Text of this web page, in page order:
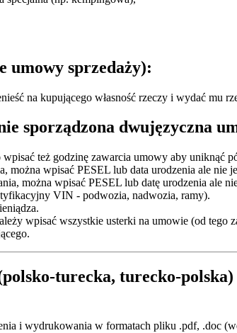
umowy sprzedaży):
na kupującego własność rzeczy i wydać mu
sporządzona dwujęzyczna
wpisać też godzinę zawarcia umowy aby uniknąć
można wpisać PESEL lub data urodzenia ale
można wpisać PESEL lub datę urodzenia ale
VIN - podwozia, nadwozia, ramy).
wpisać wszystkie usterki na umowie (od tego
turecka, turecko-
i wydrukowania w formatach pliku .pdf, .doc